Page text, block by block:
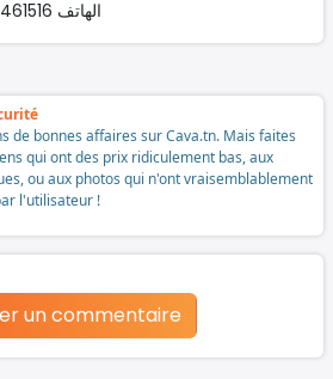
de bonnes affaires sur Cava.tn. Mais faites
qui ont des prix ridiculement bas, aux
ou aux photos qui n'ont vraisemblablement
l'utilisateur !
un commentaire